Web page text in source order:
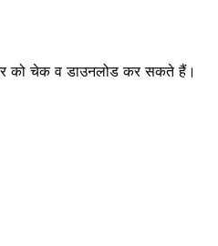
को चेक व डाउनलोड कर सकते हैं।